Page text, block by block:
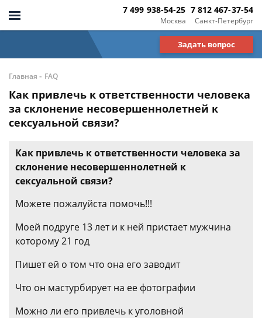
Москва
7 499 938-54-25
Санкт-Петербург
7 812 467-37-54
Задать вопрос
Главная - FAQ
Как привлечь к ответственности человека
за склонение несовершеннолетней к
сексуальной связи?
Как привлечь к ответственности человека за
склонение несовершеннолетней к
сексуальной связи?
Можете пожалуйста помочь!!!
Моей подруге 13 лет и к ней пристает мужчина
которому 21 год
Пишет ей о том что она его заводит
Что он мастурбирует на ее фотографии
Можно ли его привлечь к уголовной